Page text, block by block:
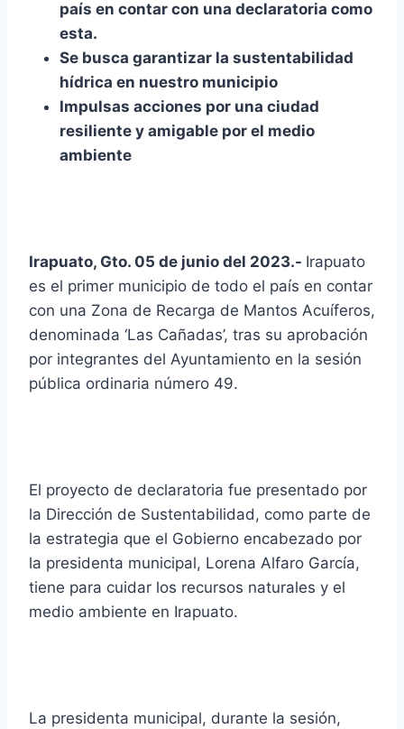
país en contar con una declaratoria como
esta.
Se busca garantizar la sustentabilidad
hídrica en nuestro municipio
Impulsas acciones por una ciudad
resiliente y amigable por el medio
ambiente
Irapuato, Gto. 05 de junio del 2023.- Irapuato
es el primer municipio de todo el país en contar
con una Zona de Recarga de Mantos Acuíferos,
denominada ‘Las Cañadas’, tras su aprobación
por integrantes del Ayuntamiento en la sesión
pública ordinaria número 49.
El proyecto de declaratoria fue presentado por
la Dirección de Sustentabilidad, como parte de
la estrategia que el Gobierno encabezado por
la presidenta municipal, Lorena Alfaro García,
tiene para cuidar los recursos naturales y el
medio ambiente en Irapuato.
La presidenta municipal, durante la sesión,